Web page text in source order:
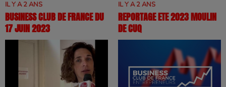
IL Y A 2 ANS
BUSINESS CLUB DE FRANCE DU
17 JUIN 2023
IL Y A 2 ANS
REPORTAGE ETE 2023 MOULIN
DE CUQ